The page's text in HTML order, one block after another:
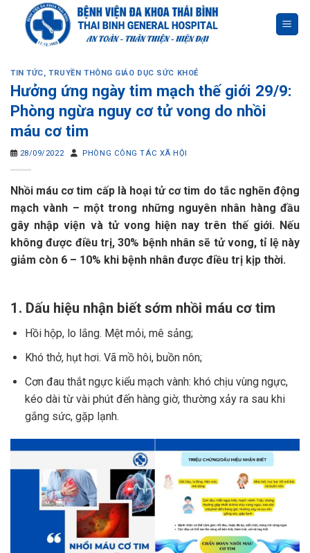
content
TIN TỨC,TRUYỀN THÔNG GIÁO DỤC SỨC KHOẺ
Hưởng ứng ngày tim mạch thế giới 29/9:
Phòng ngừa nguy cơ tử vong do nhồi
máu cơ tim
28/09/2022 PHÒNG CÔNG TÁC XÃ HỘI
Nhồi máu cơ tim cấp là hoại tử cơ tim do tắc nghẽn động
mạch vành – một trong những nguyên nhân hàng đầu
gây nhập viện và tử vong hiện nay trên thế giới. Nếu
không được điều trị, 30% bệnh nhân sẽ tử vong, tỉ lệ này
giảm còn 6 – 10% khi bệnh nhân được điều trị kịp thời.
1. Dấu hiệu nhận biết sớm nhồi máu cơ tim
Hồi hộp, lo lắng. Mệt mỏi, mê sảng;
Khó thở, hụt hơi. Vã mồ hôi, buồn nôn;
Cơn đau thắt ngực kiểu mạch vành: khó chịu vùng ngực,
kéo dài từ vài phút đến hàng giờ, thường xảy ra sau khi
gắng sức, gặp lạnh.